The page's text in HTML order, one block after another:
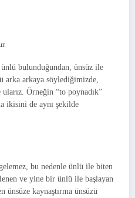
bulunduğundan, ünsüz ile
arka arkaya söylediğimizde,
Örneğin “to poynadık”
ikisini de aynı şekilde
bu nedenle ünlü ile biten
ve yine bir ünlü ile başlayan
ünsüze kaynaştırma ünsüzü